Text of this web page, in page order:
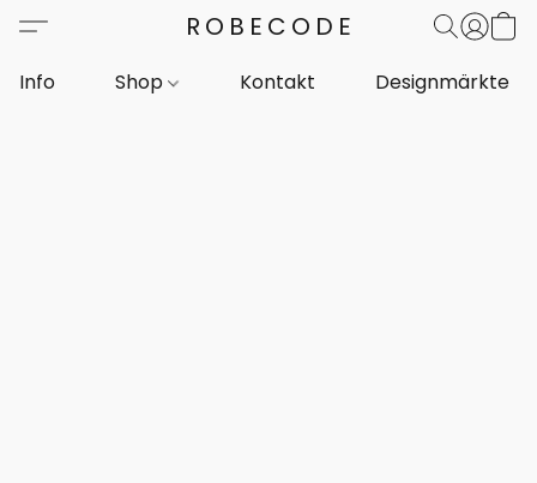
ROBECODE
Info Shop Kontakt Designmärkte